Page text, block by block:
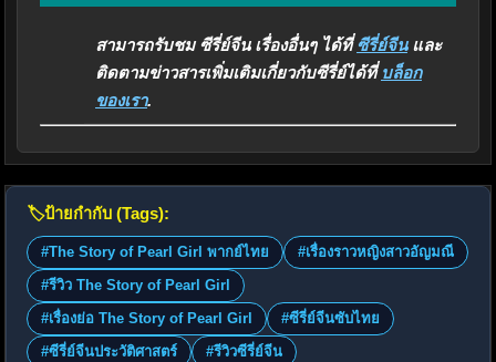
สามารถรับชม ซีรี่ย์จีน เรื่องอื่นๆ ได้ที่ซีรี่ย์จีนและ
ติดตามข่าวสารเพิ่มเติมเกี่ยวกับซีรี่ย์ได้ที่ บล็อก
ของเรา.
🏷️ป้ายกำกับ (Tags):
#The Story of Pearl Girl พากย์ไทย
#เรื่องราวหญิงสาวอัญมณี
#รีวิว The Story of Pearl Girl
#เรื่องย่อ The Story of Pearl Girl
#ซีรี่ย์จีนซับไทย
#ซีรี่ย์จีนประวัติศาสตร์
#รีวิวซีรี่ย์จีน